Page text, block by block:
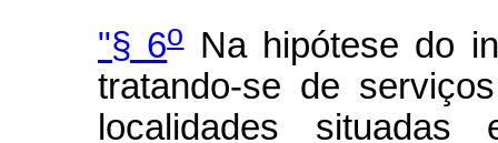
"§ 6oNa hipótese do
tratando-se de
localidades